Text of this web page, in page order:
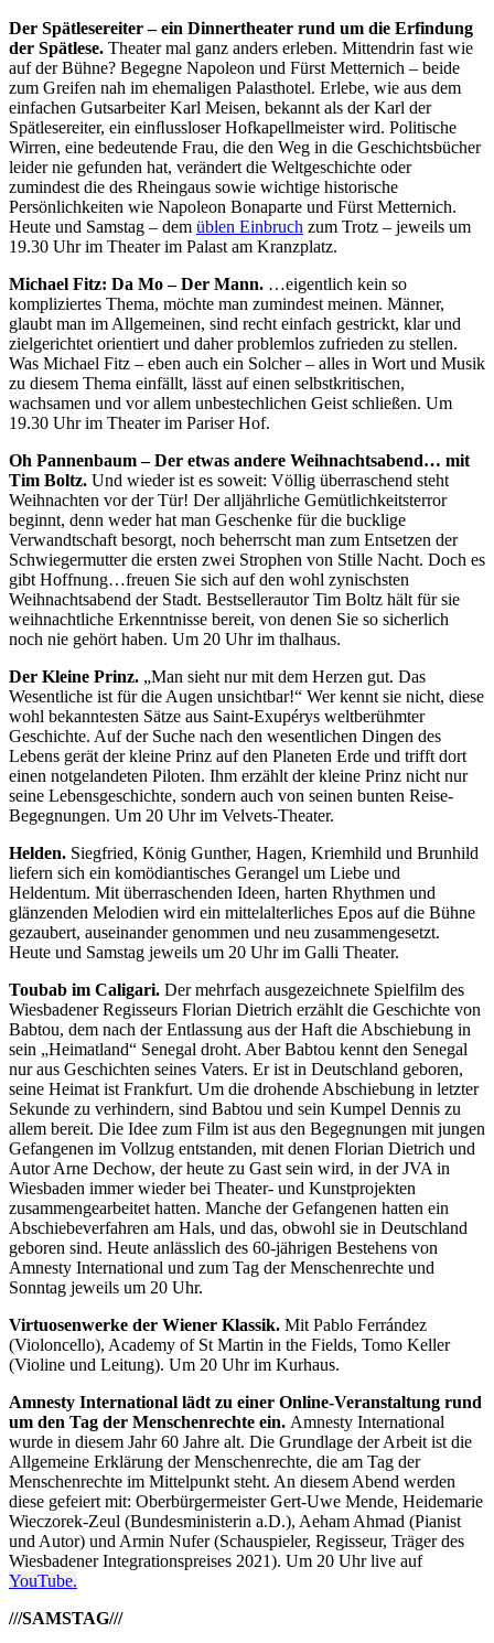
Der Spätlesereiter – ein Dinnertheater rund um die Erfindung
der Spätlese. Theater mal ganz anders erleben. Mittendrin fast wie
auf der Bühne? Begegne Napoleon und Fürst Metternich – beide
zum Greifen nah im ehemaligen Palasthotel. Erlebe, wie aus dem
einfachen Gutsarbeiter Karl Meisen, bekannt als der Karl der
Spätlesereiter, ein einﬂussloser Hofkapellmeister wird. Politische
Wirren, eine bedeutende Frau, die den Weg in die Geschichtsbücher
leider nie gefunden hat, verändert die Weltgeschichte oder
zumindest die des Rheingaus sowie wichtige historische
Persönlichkeiten wie Napoleon Bonaparte und Fürst Metternich.
Heute und Samstag – dem üblen Einbruch zum Trotz – jeweils um
19.30 Uhr im Theater im Palast am Kranzplatz.
Michael Fitz: Da Mo – Der Mann. …eigentlich kein so
kompliziertes Thema, möchte man zumindest meinen. Männer,
glaubt man im Allgemeinen, sind recht einfach gestrickt, klar und
zielgerichtet orientiert und daher problemlos zufrieden zu stellen.
Was Michael Fitz – eben auch ein Solcher – alles in Wort und Musik
zu diesem Thema einfällt, lässt auf einen selbstkritischen,
wachsamen und vor allem unbestechlichen Geist schließen. Um
19.30 Uhr im Theater im Pariser Hof.
Oh Pannenbaum – Der etwas andere Weihnachtsabend… mit
Tim Boltz. Und wieder ist es soweit: Völlig überraschend steht
Weihnachten vor der Tür! Der alljährliche Gemütlichkeitsterror
beginnt, denn weder hat man Geschenke für die bucklige
Verwandtschaft besorgt, noch beherrscht man zum Entsetzen der
Schwiegermutter die ersten zwei Strophen von Stille Nacht. Doch es
gibt Hoffnung…freuen Sie sich auf den wohl zynischsten
Weihnachtsabend der Stadt. Bestsellerautor Tim Boltz hält für sie
weihnachtliche Erkenntnisse bereit, von denen Sie so sicherlich
noch nie gehört haben. Um 20 Uhr im thalhaus.
Der Kleine Prinz. „Man sieht nur mit dem Herzen gut. Das
Wesentliche ist für die Augen unsichtbar!“ Wer kennt sie nicht, diese
wohl bekanntesten Sätze aus Saint-Exupérys weltberühmter
Geschichte. Auf der Suche nach den wesentlichen Dingen des
Lebens gerät der kleine Prinz auf den Planeten Erde und trifft dort
einen notgelandeten Piloten. Ihm erzählt der kleine Prinz nicht nur
seine Lebensgeschichte, sondern auch von seinen bunten Reise-
Begegnungen. Um 20 Uhr im Velvets-Theater.
Helden. Siegfried, König Gunther, Hagen, Kriemhild und Brunhild
liefern sich ein komödiantisches Gerangel um Liebe und
Heldentum. Mit überraschenden Ideen, harten Rhythmen und
glänzenden Melodien wird ein mittelalterliches Epos auf die Bühne
gezaubert, auseinander genommen und neu zusammengesetzt.
Heute und Samstag jeweils um 20 Uhr im Galli Theater.
Toubab im Caligari. Der mehrfach ausgezeichnete Spielfilm des
Wiesbadener Regisseurs Florian Dietrich erzählt die Geschichte von
Babtou, dem nach der Entlassung aus der Haft die Abschiebung in
sein „Heimatland“ Senegal droht. Aber Babtou kennt den Senegal
nur aus Geschichten seines Vaters. Er ist in Deutschland geboren,
seine Heimat ist Frankfurt. Um die drohende Abschiebung in letzter
Sekunde zu verhindern, sind Babtou und sein Kumpel Dennis zu
allem bereit. Die Idee zum Film ist aus den Begegnungen mit jungen
Gefangenen im Vollzug entstanden, mit denen Florian Dietrich und
Autor Arne Dechow, der heute zu Gast sein wird, in der JVA in
Wiesbaden immer wieder bei Theater- und Kunstprojekten
zusammengearbeitet hatten. Manche der Gefangenen hatten ein
Abschiebeverfahren am Hals, und das, obwohl sie in Deutschland
geboren sind. Heute anlässlich des 60-jährigen Bestehens von
Amnesty International und zum Tag der Menschenrechte und
Sonntag jeweils um 20 Uhr.
Virtuosenwerke der Wiener Klassik. Mit Pablo Ferrández
(Violoncello), Academy of St Martin in the Fields, Tomo Keller
(Violine und Leitung). Um 20 Uhr im Kurhaus.
Amnesty International lädt zu einer Online-Veranstaltung rund
um den Tag der Menschenrechte ein. Amnesty International
wurde in diesem Jahr 60 Jahre alt. Die Grundlage der Arbeit ist die
Allgemeine Erklärung der Menschenrechte, die am Tag der
Menschenrechte im Mittelpunkt steht. An diesem Abend werden
diese gefeiert mit: Oberbürgermeister Gert-Uwe Mende, Heidemarie
Wieczorek-Zeul (Bundesministerin a.D.), Aeham Ahmad (Pianist
und Autor) und Armin Nufer (Schauspieler, Regisseur, Träger des
Wiesbadener Integrationspreises 2021). Um 20 Uhr live auf
YouTube.
///SAMSTAG///